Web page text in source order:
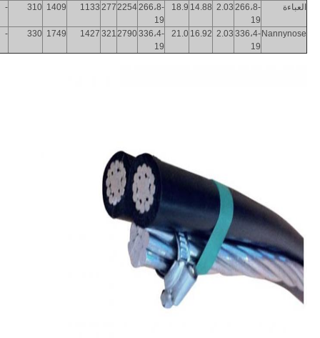
العباءة
266،8-
19
2.03
14.88
18.9
266،8-
19
2254
277
1133
1409
310
-
Nannynose 336،4-
19
2.03
16.92
21.0
336،4-
19
2790
321
1427
1749
330
-